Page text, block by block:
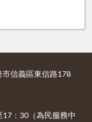
信義區東信路178
：30（為民服務中